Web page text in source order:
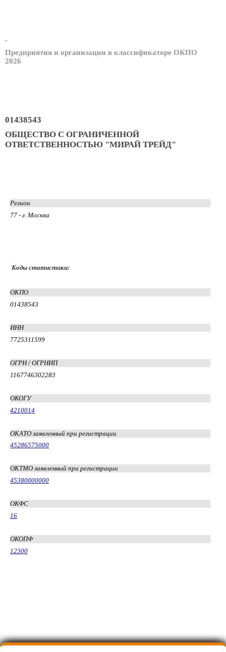
-
Предприятия и организации в классификаторе ОКПО
2026
01438543
ОБЩЕСТВО С ОГРАНИЧЕННОЙ
ОТВЕТСТВЕННОСТЬЮ "МИРАЙ ТРЕЙД"
Регион
77 - г. Москва
Коды статистики:
ОКПО
01438543
ИНН
7725311599
ОГРН / ОГРНИП
1167746302283
ОКОГУ
4210014
ОКАТО заявленный при регистрации
45286575000
ОКТМО заявленный при регистрации
45380000000
ОКФС
16
ОКОПФ
12300